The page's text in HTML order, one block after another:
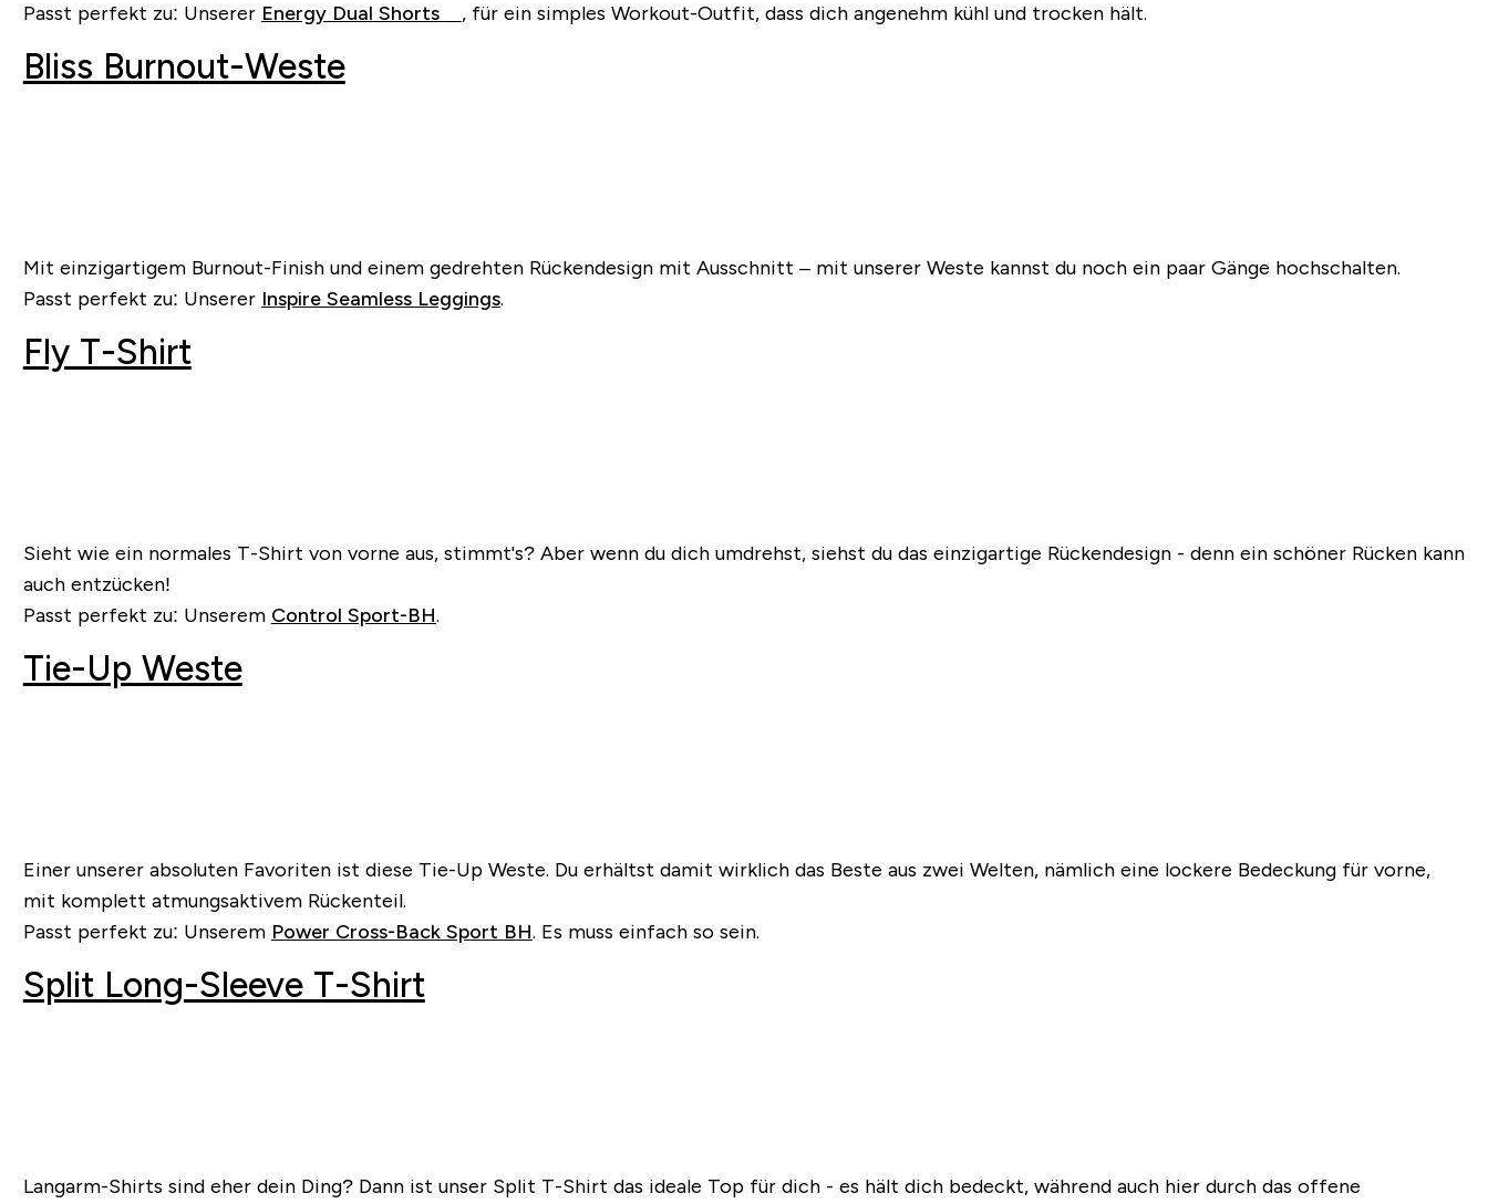
Passt perfekt zu: Unserer Energy Dual Shorts , für ein simples Workout-Outfit, dass dich angenehm kühl und trocken hält.
Bliss Burnout-Weste
Mit einzigartigem Burnout-Finish und einem gedrehten Rückendesign mit Ausschnitt – mit unserer Weste kannst du noch ein paar Gänge hochschalten.
Passt perfekt zu: Unserer Inspire Seamless Leggings.
Fly T-Shirt
Sieht wie ein normales T-Shirt von vorne aus, stimmt's? Aber wenn du dich umdrehst, siehst du das einzigartige Rückendesign - denn ein schöner Rücken kann
auch entzücken!
Passt perfekt zu: Unserem Control Sport-BH.
Tie-Up Weste
Einer unserer absoluten Favoriten ist diese Tie-Up Weste. Du erhältst damit wirklich das Beste aus zwei Welten, nämlich eine lockere Bedeckung für vorne,
mit komplett atmungsaktivem Rückenteil.
Passt perfekt zu: Unserem Power Cross-Back Sport BH. Es muss einfach so sein.
Split Long-Sleeve T-Shirt
Langarm-Shirts sind eher dein Ding? Dann ist unser Split T-Shirt das ideale Top für dich - es hält dich bedeckt, während auch hier durch das offene